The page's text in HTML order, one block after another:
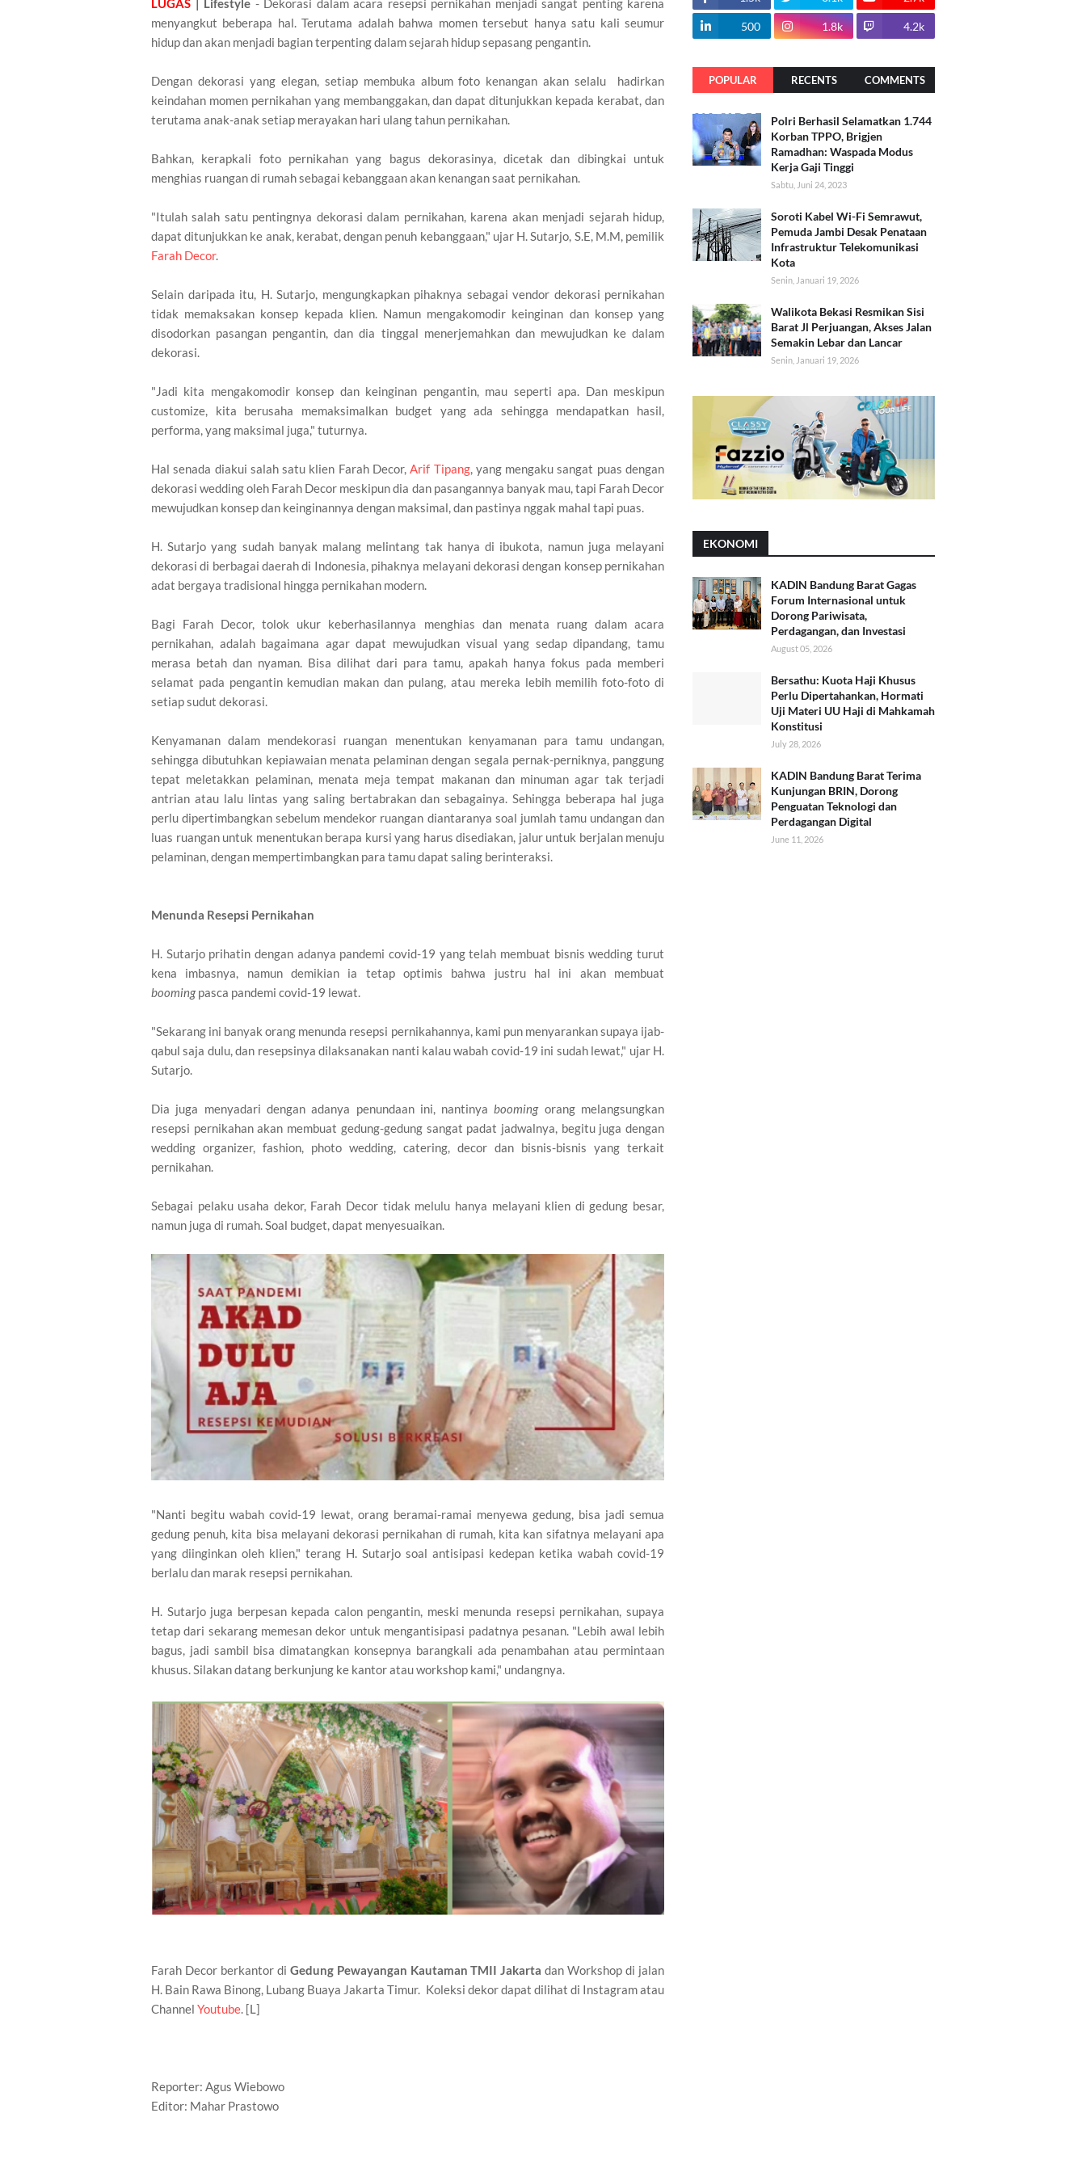
LUGAS | Lifestyle - Dekorasi dalam acara resepsi pernikahan menjadi sangat penting karena
menyangkut beberapa hal. Terutama adalah bahwa momen tersebut hanya satu kali seumur
hidup dan akan menjadi bagian terpenting dalam sejarah hidup sepasang pengantin.
Dengan dekorasi yang elegan, setiap membuka album foto kenangan akan selalu hadirkan
keindahan momen pernikahan yang membanggakan, dan dapat ditunjukkan kepada kerabat, dan
terutama anak-anak setiap merayakan hari ulang tahun pernikahan.
Bahkan, kerapkali foto pernikahan yang bagus dekorasinya, dicetak dan dibingkai untuk
menghias ruangan di rumah sebagai kebanggaan akan kenangan saat pernikahan.
"Itulah salah satu pentingnya dekorasi dalam pernikahan, karena akan menjadi sejarah hidup,
dapat ditunjukkan ke anak, kerabat, dengan penuh kebanggaan," ujar H. Sutarjo, S.E, M.M, pemilik
Farah Decor.
Selain daripada itu, H. Sutarjo, mengungkapkan pihaknya sebagai vendor dekorasi pernikahan
tidak memaksakan konsep kepada klien. Namun mengakomodir keinginan dan konsep yang
disodorkan pasangan pengantin, dan dia tinggal menerjemahkan dan mewujudkan ke dalam
dekorasi.
"Jadi kita mengakomodir konsep dan keinginan pengantin, mau seperti apa. Dan meskipun
customize, kita berusaha memaksimalkan budget yang ada sehingga mendapatkan hasil,
performa, yang maksimal juga," tuturnya.
Hal senada diakui salah satu klien Farah Decor,Arif Tipang, yang mengaku sangat puas dengan
dekorasi wedding oleh Farah Decor meskipun dia dan pasangannya banyak mau, tapi Farah Decor
mewujudkan konsep dan keinginannya dengan maksimal, dan pastinya nggak mahal tapi puas.
H. Sutarjo yang sudah banyak malang melintang tak hanya di ibukota, namun juga melayani
dekorasi di berbagai daerah di Indonesia, pihaknya melayani dekorasi dengan konsep pernikahan
adat bergaya tradisional hingga pernikahan modern.
Bagi Farah Decor, tolok ukur keberhasilannya menghias dan menata ruang dalam acara
pernikahan, adalah bagaimana agar dapat mewujudkan visual yang sedap dipandang, tamu
merasa betah dan nyaman. Bisa dilihat dari para tamu, apakah hanya fokus pada memberi
selamat pada pengantin kemudian makan dan pulang, atau mereka lebih memilih foto-foto di
setiap sudut dekorasi.
Kenyamanan dalam mendekorasi ruangan menentukan kenyamanan para tamu undangan,
sehingga dibutuhkan kepiawaian menata pelaminan dengan segala pernak-perniknya, panggung
tepat meletakkan pelaminan, menata meja tempat makanan dan minuman agar tak terjadi
antrian atau lalu lintas yang saling bertabrakan dan sebagainya. Sehingga beberapa hal juga
perlu dipertimbangkan sebelum mendekor ruangan diantaranya soal jumlah tamu undangan dan
luas ruangan untuk menentukan berapa kursi yang harus disediakan, jalur untuk berjalan menuju
pelaminan, dengan mempertimbangkan para tamu dapat saling berinteraksi.
Menunda Resepsi Pernikahan
H. Sutarjo prihatin dengan adanya pandemi covid-19 yang telah membuat bisnis wedding turut
kena imbasnya, namun demikian ia tetap optimis bahwa justru hal ini akan membuat
boomingpasca pandemi covid-19 lewat.
"Sekarang ini banyak orang menunda resepsi pernikahannya, kami pun menyarankan supaya ijab-
qabul saja dulu, dan resepsinya dilaksanakan nanti kalau wabah covid-19 ini sudah lewat," ujar H.
Sutarjo.
Dia juga menyadari dengan adanya penundaan ini, nantinyabooming orang melangsungkan
resepsi pernikahan akan membuat gedung-gedung sangat padat jadwalnya, begitu juga dengan
wedding organizer, fashion, photo wedding, catering, decor dan bisnis-bisnis yang terkait
pernikahan.
Sebagai pelaku usaha dekor, Farah Decor tidak melulu hanya melayani klien di gedung besar,
namun juga di rumah. Soal budget, dapat menyesuaikan.
"Nanti begitu wabah covid-19 lewat, orang beramai-ramai menyewa gedung, bisa jadi semua
gedung penuh, kita bisa melayani dekorasi pernikahan di rumah, kita kan sifatnya melayani apa
yang diinginkan oleh klien," terang H. Sutarjo soal antisipasi kedepan ketika wabah covid-19
berlalu dan marak resepsi pernikahan.
H. Sutarjo juga berpesan kepada calon pengantin, meski menunda resepsi pernikahan, supaya
tetap dari sekarang memesan dekor untuk mengantisipasi padatnya pesanan. "Lebih awal lebih
bagus, jadi sambil bisa dimatangkan konsepnya barangkali ada penambahan atau permintaan
khusus. Silakan datang berkunjung ke kantor atau workshop kami," undangnya.
Farah Decor berkantor di Gedung Pewayangan Kautaman TMII Jakarta dan Workshop di jalan
H. Bain Rawa Binong, Lubang Buaya Jakarta Timur. Koleksi dekor dapat dilihat di Instagram atau
Channel Youtube. [L]
Reporter: Agus Wiebowo
Editor: Mahar Prastowo
500 1.8k 4.2k
POPULAR RECENTS COMMENTS
Polri Berhasil Selamatkan 1.744
Korban TPPO, Brigjen
Ramadhan: Waspada Modus
Kerja Gaji Tinggi
Sabtu, Juni 24, 2023
Soroti Kabel Wi-Fi Semrawut,
Pemuda Jambi Desak Penataan
Infrastruktur Telekomunikasi
Kota
Senin, Januari 19, 2026
Walikota Bekasi Resmikan Sisi
Barat Jl Perjuangan, Akses Jalan
Semakin Lebar dan Lancar
Senin, Januari 19, 2026
EKONOMI
KADIN Bandung Barat Gagas
Forum Internasional untuk
Dorong Pariwisata,
Perdagangan, dan Investasi
August 05, 2026
Bersathu: Kuota Haji Khusus
Perlu Dipertahankan, Hormati
Uji Materi UU Haji di Mahkamah
Konstitusi
July 28, 2026
KADIN Bandung Barat Terima
Kunjungan BRIN, Dorong
Penguatan Teknologi dan
Perdagangan Digital
June 11, 2026